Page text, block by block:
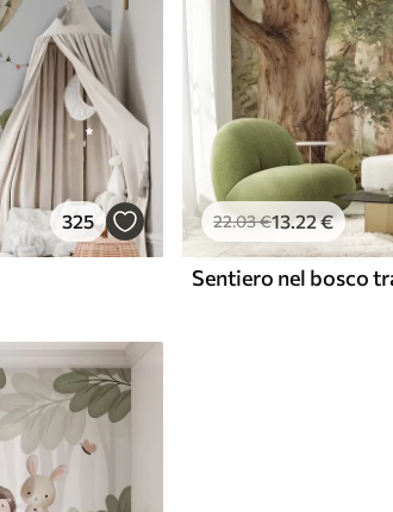
325 22.03€13.22€